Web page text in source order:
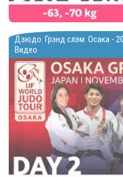
Дзюдо. Грэнд слэм. Осака -
Видео